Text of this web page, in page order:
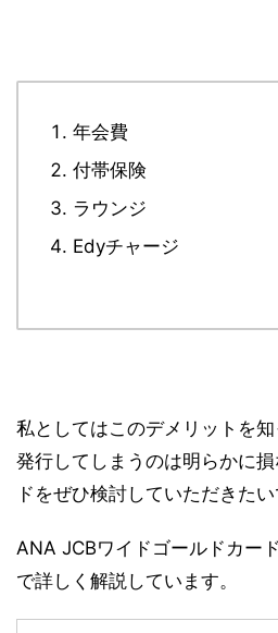
年会費
付帯保険
ラウンジ
Edyチャージ
私としてはこのデメリットを
発行してしまうのは明らかに
ドをぜひ検討していただきたい
ANA JCBワイドゴールドカー
で詳しく解説しています。